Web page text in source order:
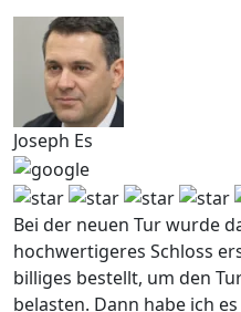
Joseph Es
Bei der neuen Tur wurde
hochwertigeres Schloss
billiges bestellt, um den
belasten. Dann habe ich